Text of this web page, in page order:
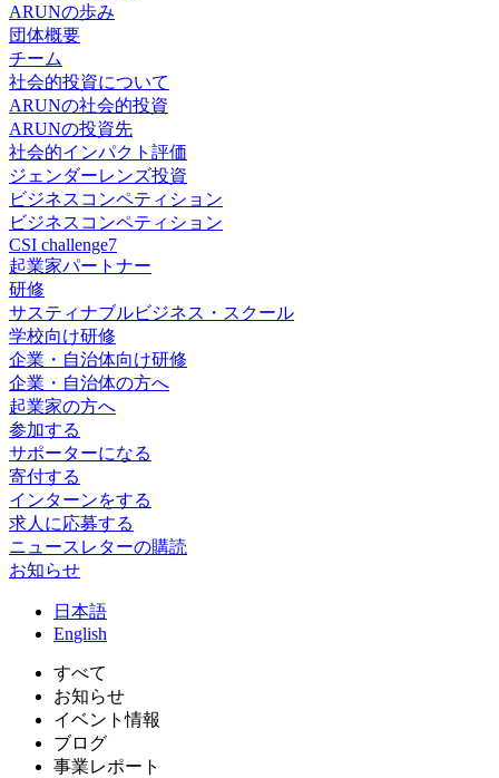
ARUNの歩み
団体概要
チーム
社会的投資について
ARUNの社会的投資
ARUNの投資先
社会的インパクト評価
ジェンダーレンズ投資
ビジネスコンペティション
ビジネスコンペティション
CSI challenge7
起業家パートナー
研修
サスティナブルビジネス・スクール
学校向け研修
企業・自治体向け研修
企業・自治体の方へ
起業家の方へ
参加する
サポーターになる
寄付する
インターンをする
求人に応募する
ニュースレターの購読
お知らせ
日 本語
English
すべて
お知らせ
イベント情報
ブログ
事業レポート